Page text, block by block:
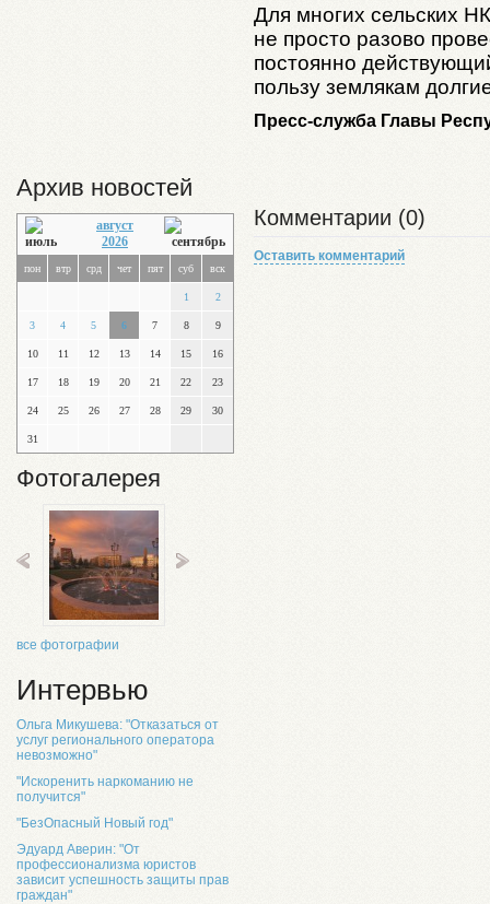
Архив новостей
август
2026
пон втр срд чет пят суб вск
1 2
3 4 5 6 7 8 9
10 11 12 13 14 15 16
17 18 19 20 21 22 23
24 25 26 27 28 29 30
31
Фотогалерея
все фотографии
Интервью
Ольга Микушева: "Отказаться от
услуг регионального оператора
невозможно"
"Искоренить наркоманию не
получится"
"БезОпасный Новый год"
Эдуард Аверин: "От
профессионализма юристов
зависит успешность защиты прав
граждан"
Для многих сельских
не просто разово
постоянно
пользу землякам
Пресс-служба Главы
Комментарии (0)
Оставить комментарий